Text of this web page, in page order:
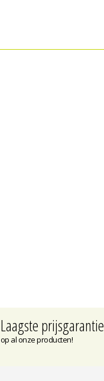
Laagste prijsgarantie
op al onze producten!